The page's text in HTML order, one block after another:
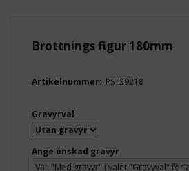
Brottnings figur 180mm
Artikelnummer: PST39218
Gravyrval
Ange önskad gravyr